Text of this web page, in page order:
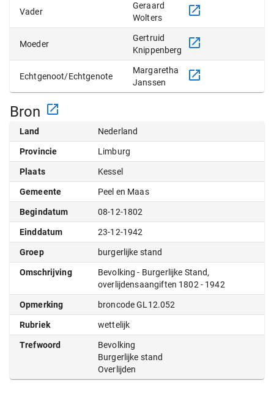
Vader
Geraard
Wolters
Moeder
Gertruid
Knippenberg
Echtgenoot/Echtgenote
Margaretha
Janssen
Bron
Land Nederland
Provincie Limburg
Plaats Kessel
Gemeente Peel en Maas
Begindatum 08-12-1802
Einddatum 23-12-1942
Groep burgerlijke stand
Omschrijving
Bevolking - Burgerlijke Stand,
overlijdensaangiften 1802 - 1942
Opmerking broncode GL12.052
Rubriek wettelijk
Trefwoord
Bevolking
Burgerlijke stand
Overlijden